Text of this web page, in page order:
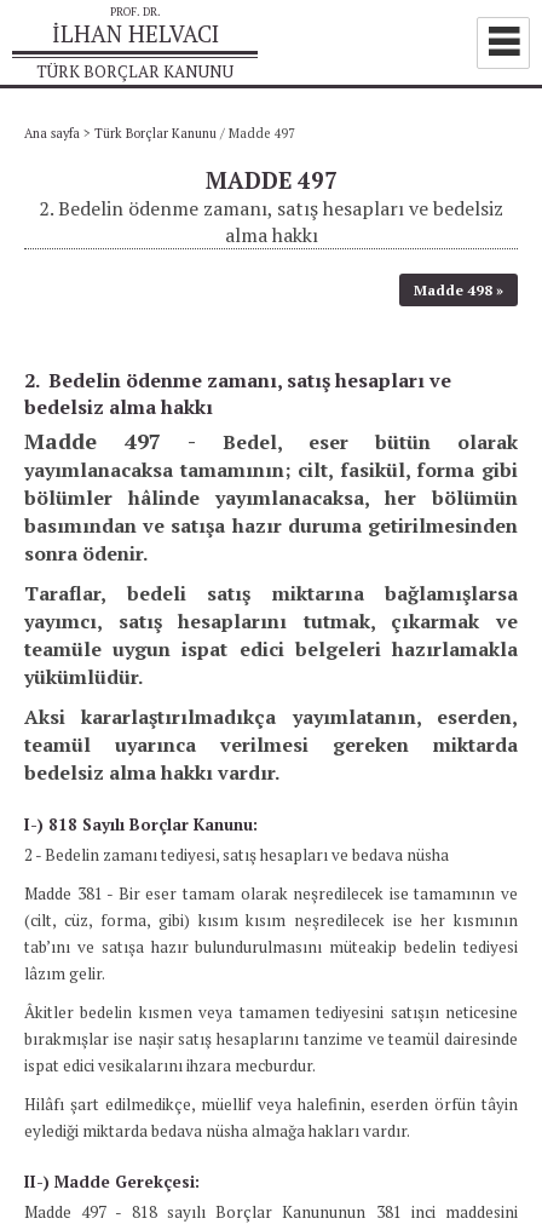
Ana sayfa > Türk Borçlar Kanunu / Madde 497
MADDE 497
2. Bedelin ödenme zamanı, satış hesapları ve bedelsiz
alma hakkı
Madde 498
2. Bedelin ödenme zamanı, satış hesapları ve
bedelsiz alma hakkı
Madde 497 -
Bedel, eser bütün olarak
yayımlanacaksa tamamının; cilt, fasikül, forma gibi
bölümler hâlinde yayımlanacaksa, her bölümün
basımından ve satışa hazır duruma getirilmesinden
sonra ödenir.
Taraflar, bedeli satış miktarına bağlamışlarsa
yayımcı, satış hesaplarını tutmak, çıkarmak ve
teamüle uygun ispat edici belgeleri hazırlamakla
yükümlüdür.
Aksi kararlaştırılmadıkça yayımlatanın, eserden,
teamül uyarınca verilmesi gereken miktarda
bedelsiz alma hakkı vardır.
I-) 818 Sayılı Borçlar Kanunu:
2 - Bedelin zamanı tediyesi, satış hesapları ve bedava nüsha
Madde 381 - Bir eser tamam olarak neşredilecek ise tamamının ve
(cilt, cüz, forma, gibi) kısım kısım neşredilecek ise her kısmının
tab’ını ve satışa hazır bulundurulmasını müteakip bedelin tediyesi
lâzım gelir.
Âkitler bedelin kısmen veya tamamen tediyesini satışın neticesine
bırakmışlar ise naşir satış hesaplarını tanzime ve teamül dairesinde
ispat edici vesikalarını ihzara mecburdur.
Hilâfı şart edilmedikçe, müellif veya halefinin, eserden örfün tâyin
eylediği miktarda bedava nüsha almağa hakları vardır.
II-) Madde Gerekçesi:
Madde 497 - 818 sayılı Borçlar Kanununun 381 inci maddesini